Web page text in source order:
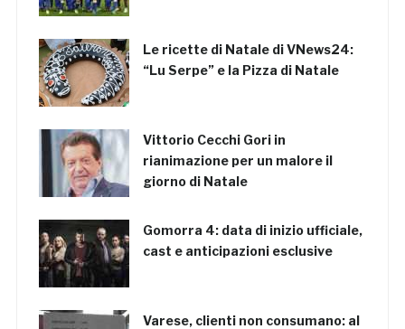
Le ricette di Natale di VNews24:
“Lu Serpe” e la Pizza di Natale
Vittorio Cecchi Gori in
rianimazione per un malore il
giorno di Natale
Gomorra 4: data di inizio ufficiale,
cast e anticipazioni esclusive
Varese, clienti non consumano: al